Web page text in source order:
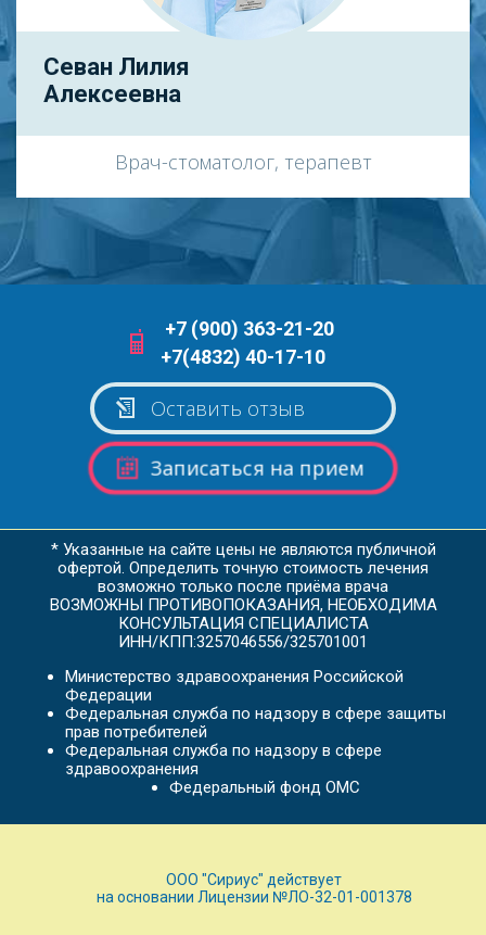
Севан Лилия
Алексеевна
Врач-стоматолог, терапевт
Оставить отзыв
+7 (900) 363-21-20
+7(4832) 40-17-10
Записаться на прием
* Указанные на сайте цены не являются публичной
офертой. Определить точную стоимость лечения
возможно только после приёма врача
ВОЗМОЖНЫ ПРОТИВОПОКАЗАНИЯ, НЕОБХОДИМА
КОНСУЛЬТАЦИЯ СПЕЦИАЛИСТА
ИНН/КПП:3257046556/325701001
Министерство здравоохранения Российской
Федерации
Федеральная служба по надзору в сфере защиты
прав потребителей
Федеральная служба по надзору в сфере
здравоохранения
Федеральный фонд ОМС
ООО "Сириус" действует
на основании Лицензии №ЛО-32-01-001378